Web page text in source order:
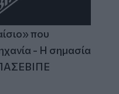
που
- Η σημασία